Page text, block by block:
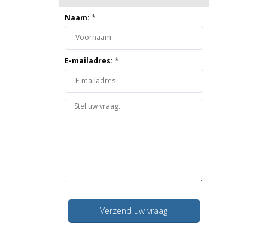
Naam: *
E-mailadres: *
Verzend uw vraag